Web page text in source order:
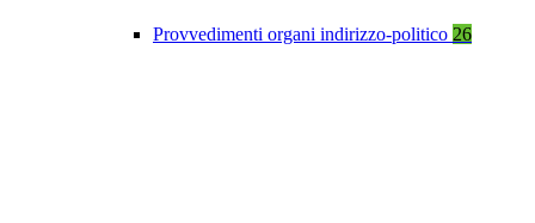
Provvedimenti organi indirizzo-politico 26